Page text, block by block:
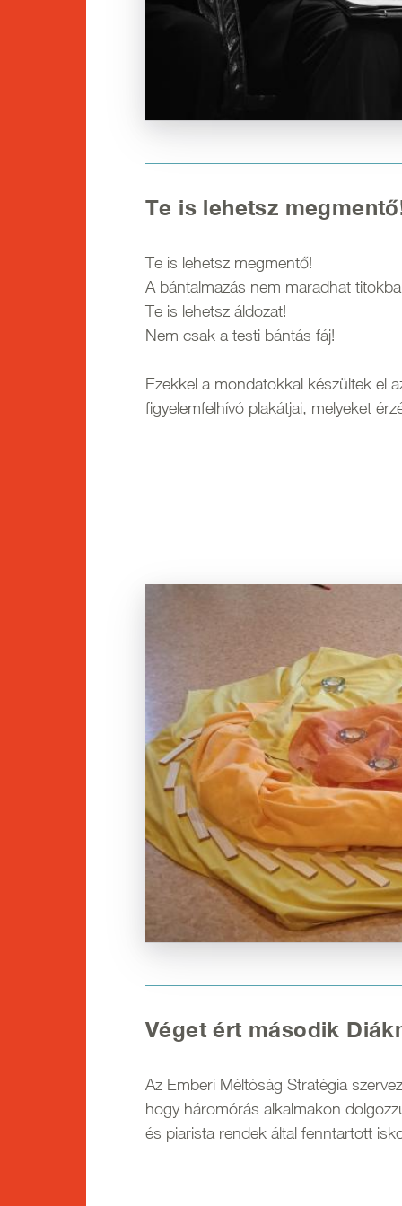
Te is lehetsz
Te is lehetsz megmentő!
A bántalmazás nem maradhat
Te is lehetsz áldozat!
Nem csak a testi bántás fáj!
Ezekkel a mondatokkal készültek el
figyelemfelhívó plakátjai, melyeket
Véget ért második
Az Emberi Méltóság Stratégia
hogy háromórás alkalmakon
és piarista rendek által fenntartott